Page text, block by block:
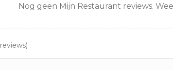
Nog geen Mijn Restaurant reviews.
reviews)